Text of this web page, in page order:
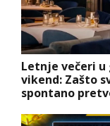
Letnje večeri u
vikend: Zašto
spontano